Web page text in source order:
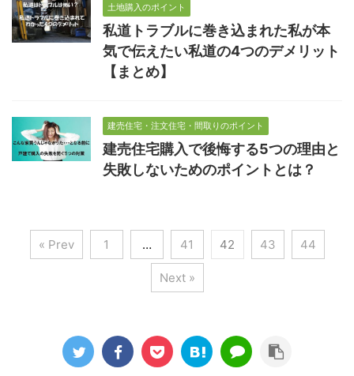
土地購入のポイント
私道トラブルに巻き込まれた私が本
気で伝えたい私道の4つのデメリット
【まとめ】
建売住宅・注文住宅・間取りのポイント
建売住宅購入で後悔する5つの理由と
失敗しないためのポイントとは？
« Prev 1 … 41 42 43 44
Next »